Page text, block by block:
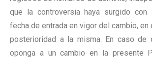
que la controversia haya surgido con
fecha de entrada en vigor del cambio, en
posterioridad a la misma. En caso de
oponga a un cambio en la presente